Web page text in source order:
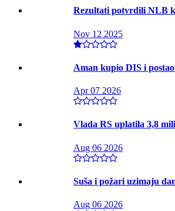
Rezultati potvrdili NLB
Nov 12 2025
Aman kupio DIS i
Apr 07 2026
Vlada RS uplatila 3,8
Aug 06 2026
Suša i požari uzimaju
Aug 06 2026